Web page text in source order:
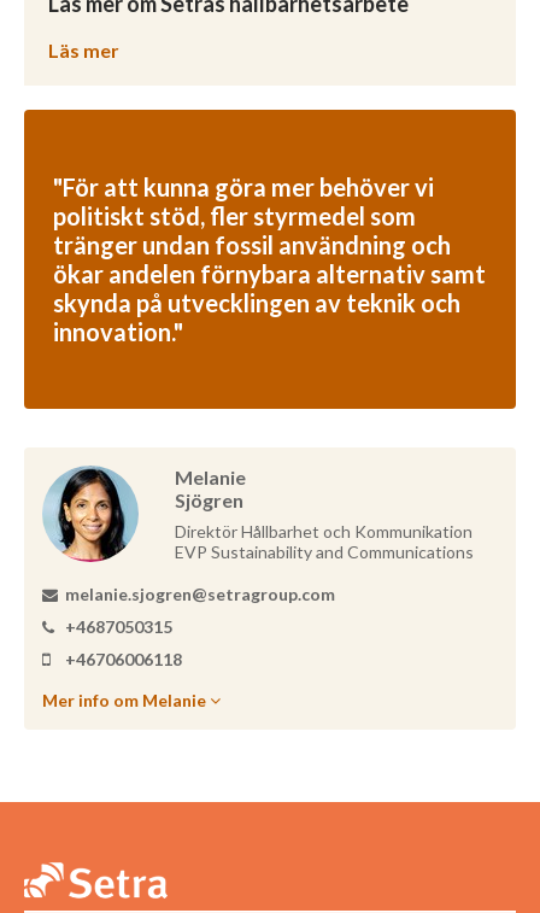
Läs mer
"För att kunna göra mer behöver vi
politiskt stöd, fler styrmedel som
tränger undan fossil användning och
ökar andelen förnybara alternativ samt
skynda på utvecklingen av teknik och
innovation."
Melanie
Sjögren
Direktör Hållbarhet och Kommunikation
EVP Sustainability and Communications
melanie.sjogren@setragroup.com
+4687050315
+46706006118
Mer info om Melanie